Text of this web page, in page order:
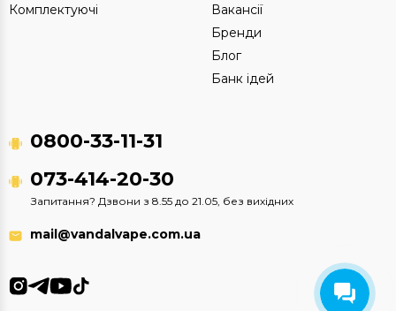
Комплектуючі
Вакансії
Бренди
Блог
Банк ідей
0800-33-11-31
073-414-20-30
Запитання? Дзвони з 8.55 до 21.05, без вихідних
mail@vandalvape.com.ua